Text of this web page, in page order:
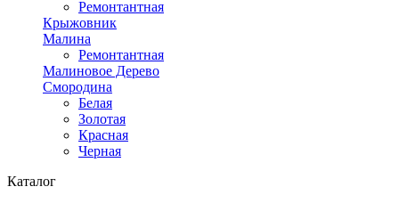
Ремонтантная
Крыжовник
Малина
Ремонтантная
Малиновое Дерево
Смородина
Белая
Золотая
Красная
Черная
Каталог